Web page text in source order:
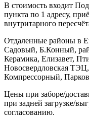
В стоимость входит
пункта по 1 адресу,
внутритарного
Отдаленные районы в
Садовый, Б.Конный,
Керамика, Елизавет,
Новосвердловская
Компрессорный,
Цены при заборе/
при задней загрузке/
согласованию.